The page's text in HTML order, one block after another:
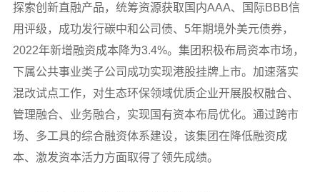
探索创新直融产品，统筹资源获取国内AAA、国际BBB信
用评级，成功发行碳中和公司债、5年期境外美元债券，
2022年新增融资成本降为3.4%。集团积极布局资本市场，
下属公共事业类子公司成功实现港股挂牌上市。加速落实
混改试点工作，对生态环保领域优质企业开展股权融合、
管理融合、业务融合，实现国有资本布局优化。通过跨市
场、多工具的综合融资体系建设，该集团在降低融资成
本、激发资本活力方面取得了领先成绩。